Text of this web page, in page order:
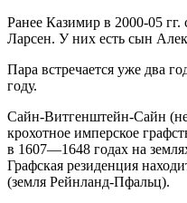
Ранее Казимир в 2000-05 гг.
Ларсен. У них есть сын
Пара встречается уже два
году.
Сайн-Витгенштейн-Сайн
крохотное имперское
в 1607—1648 годах на
Графская резиденция
(земля Рейнланд-Пфальц).